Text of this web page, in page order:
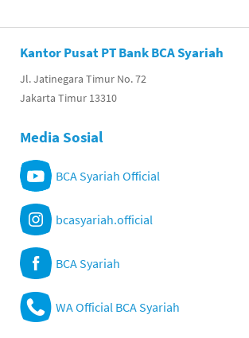
Kantor Pusat PT Bank BCA Syariah
Jl. Jatinegara Timur No. 72
Jakarta Timur 13310
Media Sosial
BCA Syariah Official
bcasyariah.official
BCA Syariah
WA Official BCA Syariah